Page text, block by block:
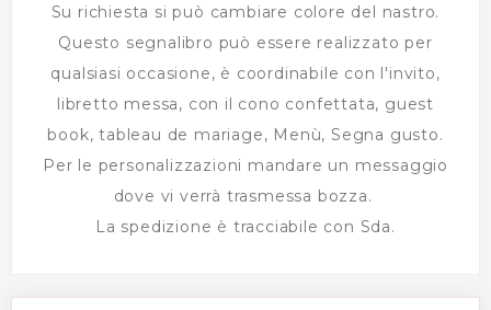
Su richiesta si può cambiare colore del nastro.
Questo segnalibro può essere realizzato per
qualsiasi occasione, è coordinabile con l'invito,
libretto messa, con il cono confettata, guest
book, tableau de mariage, Menù, Segna gusto.
Per le personalizzazioni mandare un messaggio
dove vi verrà trasmessa bozza.
La spedizione è tracciabile con Sda.